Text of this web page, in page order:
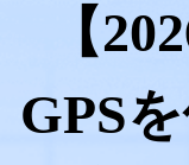
マルチメディア
便利ツール
【
GPS